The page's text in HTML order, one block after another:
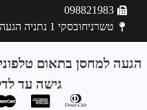
098821983
טשרניחובסקי 1 נתניה הגעה בתאום בלבד
הגעה למחסן בתאום
גישה עד